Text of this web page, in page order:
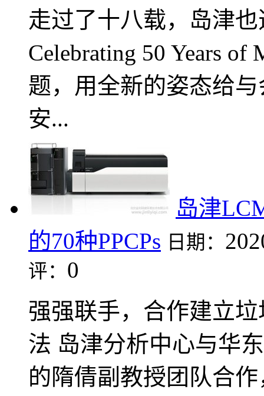
走过了十八载，岛津
Celebrating 50 Years
题，用全新的姿态给
安...
岛津
的70种PPCPs 日期：
评： 0
强强联手，合作建立垃
法 岛津分析中心与华
的隋倩副教授团队合